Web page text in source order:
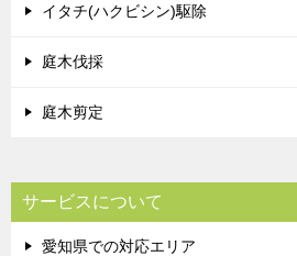
イタチ(ハクビシン)駆除
庭木伐採
庭木剪定
サービスについて
愛知県での対応エリア